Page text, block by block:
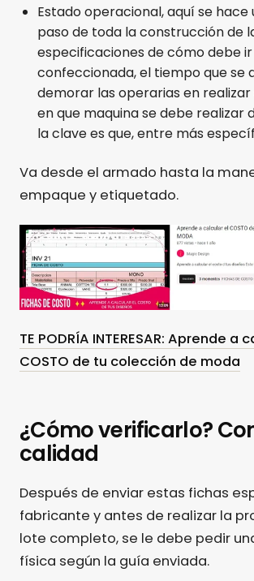
Estado operacional, aquí se hace
paso de toda la construcción de
especificaciones de cómo debe ir
confeccionada, el tiempo que se
demorar las operarias en
en que maquina se debe realizar
la clave es que, entre más
Va desde el armado hasta la
empaque y etiquetado.
TE PODRÍA INTERESAR: Aprende a
COSTO de tu colección de moda
¿Cómo verificarlo?
calidad
Después de enviar estas fichas
fabricante y antes de realizar la
lote completo, se le debe pedir
física según la guía enviada.